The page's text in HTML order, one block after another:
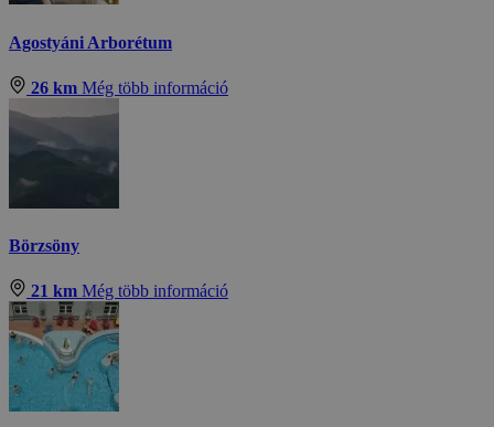
Agostyáni Arborétum
26 km Még több információ
Börzsöny
21 km Még több információ